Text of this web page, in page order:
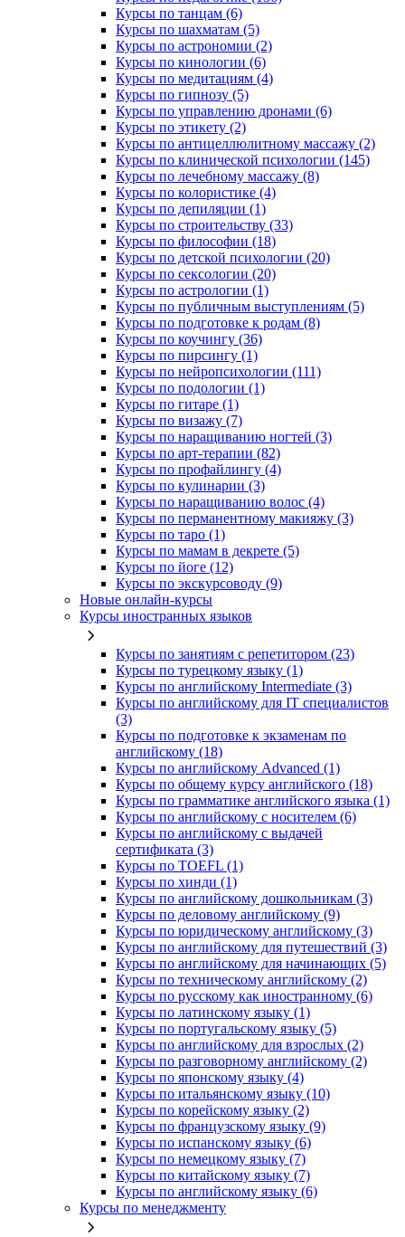
Курсы по танцам (6)
Курсы по шахматам (5)
Курсы по астрономии (2)
Курсы по кинологии (6)
Курсы по медитациям (4)
Курсы по гипнозу (5)
Курсы по управлению дронами (6)
Курсы по этикету (2)
Курсы по антицеллюлитному массажу (2)
Курсы по клинической психологии (145)
Курсы по лечебному массажу (8)
Курсы по колористике (4)
Курсы по депиляции (1)
Курсы по строительству (33)
Курсы по философии (18)
Курсы по детской психологии (20)
Курсы по сексологии (20)
Курсы по астрологии (1)
Курсы по публичным выступлениям (5)
Курсы по подготовке к родам (8)
Курсы по коучингу (36)
Курсы по пирсингу (1)
Курсы по нейропсихологии (111)
Курсы по подологии (1)
Курсы по гитаре (1)
Курсы по визажу (7)
Курсы по наращиванию ногтей (3)
Курсы по арт-терапии (82)
Курсы по профайлингу (4)
Курсы по кулинарии (3)
Курсы по наращиванию волос (4)
Курсы по перманентному макияжу (3)
Курсы по таро (1)
Курсы по мамам в декрете (5)
Курсы по йоге (12)
Курсы по экскурсоводу (9)
Новые онлайн‑курсы
Курсы иностранных языков
Курсы по занятиям с репетитором (23)
Курсы по турецкому языку (1)
Курсы по английскому Intermediate (3)
Курсы по английскому для IT специалистов
(3)
Курсы по подготовке к экзаменам по
английскому (18)
Курсы по английскому Advanced (1)
Курсы по общему курсу английского (18)
Курсы по грамматике английского языка (1)
Курсы по английскому с носителем (6)
Курсы по английскому с выдачей
сертификата (3)
Курсы по TOEFL (1)
Курсы по хинди (1)
Курсы по английскому дошкольникам (3)
Курсы по деловому английскому (9)
Курсы по юридическому английскому (3)
Курсы по английскому для путешествий (3)
Курсы по английскому для начинающих (5)
Курсы по техническому английскому (2)
Курсы по русскому как иностранному (6)
Курсы по латинскому языку (1)
Курсы по португальскому языку (5)
Курсы по английскому для взрослых (2)
Курсы по разговорному английскому (2)
Курсы по японскому языку (4)
Курсы по итальянскому языку (10)
Курсы по корейскому языку (2)
Курсы по французскому языку (9)
Курсы по испанскому языку (6)
Курсы по немецкому языку (7)
Курсы по китайскому языку (7)
Курсы по английскому языку (6)
Курсы по менеджменту